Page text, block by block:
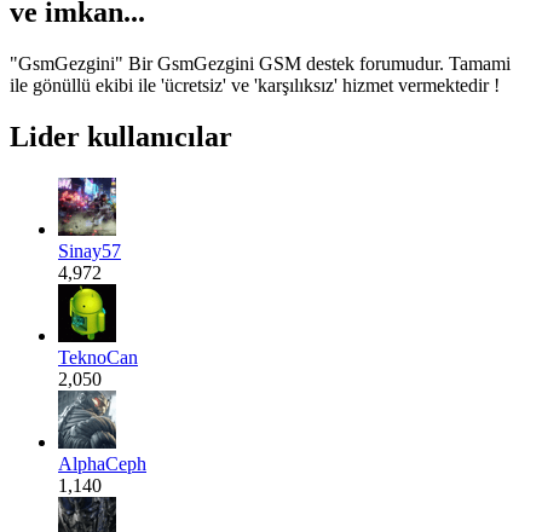
ve imkan...
"GsmGezgini" Bir GsmGezgini GSM destek forumudur. Tamami
ile gönüllü ekibi ile 'ücretsiz' ve 'karşılıksız' hizmet vermektedir !
Lider kullanıcılar
Sinay57
4,972
TeknoCan
2,050
AlphaCeph
1,140